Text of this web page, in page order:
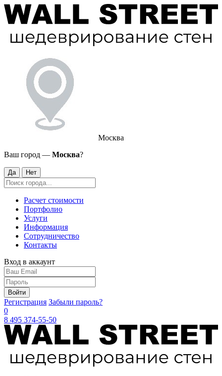
Москва
Ваш город — Москва?
Да Нет
Расчет стоимости
Портфолио
Услуги
Информация
Сотрудничество
Контакты
Вход в аккаунт
Войти
Регистрация Забыли пароль?
0
8 495 374-55-50